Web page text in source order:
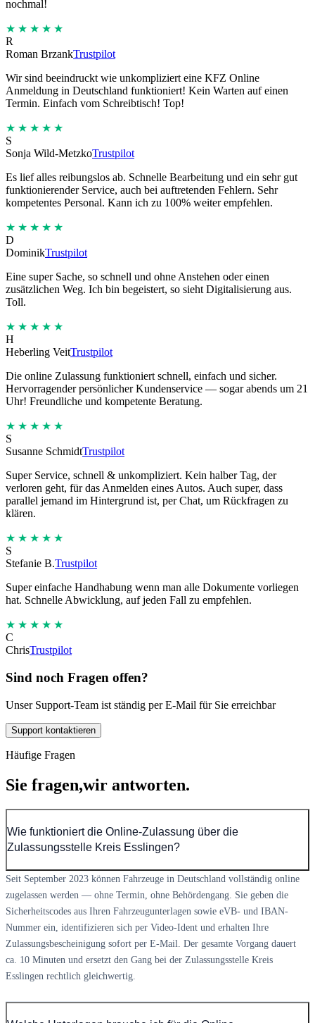
nochmal!
★★★★★
R
Roman BrzankTrustpilot
Wir sind beeindruckt wie unkompliziert eine KFZ Online
Anmeldung in Deutschland funktioniert! Kein Warten auf einen
Termin. Einfach vom Schreibtisch! Top!
★★★★★
S
Sonja Wild-MetzkoTrustpilot
Es lief alles reibungslos ab. Schnelle Bearbeitung und ein sehr gut
funktionierender Service, auch bei auftretenden Fehlern. Sehr
kompetentes Personal. Kann ich zu 100% weiter empfehlen.
★★★★★
D
DominikTrustpilot
Eine super Sache, so schnell und ohne Anstehen oder einen
zusätzlichen Weg. Ich bin begeistert, so sieht Digitalisierung aus.
Toll.
★★★★★
H
Heberling VeitTrustpilot
Die online Zulassung funktioniert schnell, einfach und sicher.
Hervorragender persönlicher Kundenservice — sogar abends um 21
Uhr! Freundliche und kompetente Beratung.
★★★★★
S
Susanne SchmidtTrustpilot
Super Service, schnell & unkompliziert. Kein halber Tag, der
verloren geht, für das Anmelden eines Autos. Auch super, dass
parallel jemand im Hintergrund ist, per Chat, um Rückfragen zu
klären.
★★★★★
S
Stefanie B.Trustpilot
Super einfache Handhabung wenn man alle Dokumente vorliegen
hat. Schnelle Abwicklung, auf jeden Fall zu empfehlen.
★★★★★
C
ChrisTrustpilot
Sind noch Fragen offen?
Unser Support-Team ist ständig per E-Mail für Sie erreichbar
Support kontaktieren
Häufige Fragen
Sie fragen,wir antworten.
Wie funktioniert die Online-Zulassung über die
Zulassungsstelle Kreis Esslingen?
Seit September 2023 können Fahrzeuge in Deutschland vollständig online
zugelassen werden — ohne Termin, ohne Behördengang. Sie geben die
Sicherheitscodes aus Ihren Fahrzeugunterlagen sowie eVB- und IBAN-
Nummer ein, identifizieren sich per Video-Ident und erhalten Ihre
Zulassungsbescheinigung sofort per E-Mail. Der gesamte Vorgang dauert
ca. 10 Minuten und ersetzt den Gang bei der Zulassungsstelle Kreis
Esslingen rechtlich gleichwertig.